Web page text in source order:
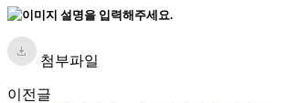
첨부파일
이전글